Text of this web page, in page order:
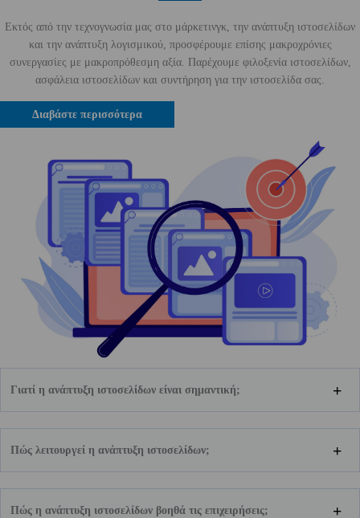
Εκτός από την τεχνογνωσία μας στο μάρκετινγκ, την ανάπτυξη ιστοσελίδων
και την ανάπτυξη λογισμικού, προσφέρουμε επίσης μακροχρόνιες
συνεργασίες με μακροπρόθεσμη αξία. Παρέχουμε φιλοξενία ιστοσελίδων,
ασφάλεια ιστοσελίδων και συντήρηση για την ιστοσελίδα σας.
Διαβάστε περισσότερα
Γιατί η ανάπτυξη ιστοσελίδων είναι σημαντική;
Πώς λειτουργεί η ανάπτυξη ιστοσελίδων;
Πώς η ανάπτυξη ιστοσελίδων βοηθά τις επιχειρήσεις;